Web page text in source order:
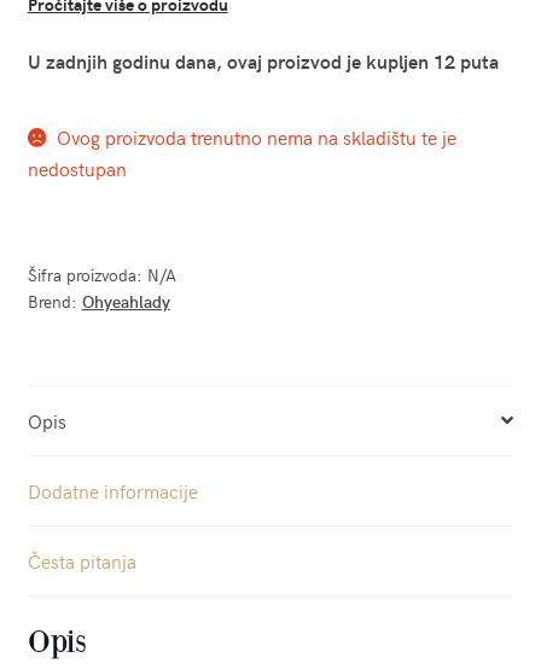
U zadnjih godinu dana, ovaj proizvod je kupljen 12 puta
Ovog proizvoda trenutno nema na skladištu te je
nedostupan
Šifra proizvoda: N/A
Brend: Ohyeahlady
Opis
Dodatne informacije
Česta pitanja
Opis